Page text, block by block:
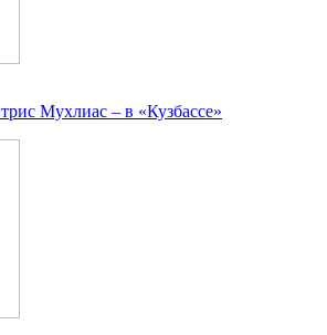
Мухлиас – в «Кузбассе»